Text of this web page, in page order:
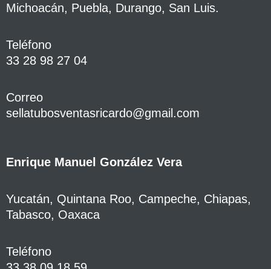
Michoacán, Puebla, Durango, San Luis.
Teléfono
33 28 98 27 04
Correo
sellatubosventasricardo@gmail.com
Enrique Manuel González Vera
Yucatán, Quintana Roo, Campeche, Chiapas,
Tabasco, Oaxaca
Teléfono